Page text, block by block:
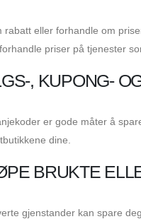
eller forhandle om
priser på tjenester
, KUPONG-
er gode måter å
dine.
BRUKTE
gjenstander kan spare